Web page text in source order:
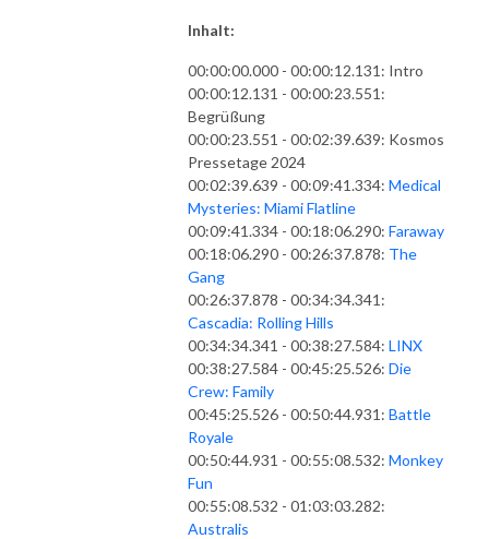
Inhalt:
00:00:00.000 - 00:00:12.131: Intro
00:00:12.131 - 00:00:23.551:
Begrüßung
00:00:23.551 - 00:02:39.639: Kosmos
Pressetage 2024
00:02:39.639 - 00:09:41.334: Medical
Mysteries: Miami Flatline
00:09:41.334 - 00:18:06.290: Faraway
00:18:06.290 - 00:26:37.878: The
Gang
00:26:37.878 - 00:34:34.341:
Cascadia: Rolling Hills
00:34:34.341 - 00:38:27.584: LINX
00:38:27.584 - 00:45:25.526: Die
Crew: Family
00:45:25.526 - 00:50:44.931: Battle
Royale
00:50:44.931 - 00:55:08.532: Monkey
Fun
00:55:08.532 - 01:03:03.282:
Australis